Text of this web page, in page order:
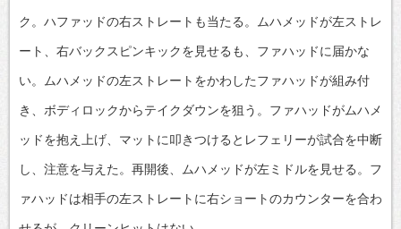
ク。ハファッドの右ストレートも当たる。ムハメッドが左ストレ
ート、右バックスピンキックを見せるも、ファハッドに届かな
い。ムハメッドの左ストレートをかわしたファハッドが組み付
き、ボディロックからテイクダウンを狙う。ファハッドがムハメ
ッドを抱え上げ、マットに叩きつけるとレフェリーが試合を中断
し、注意を与えた。再開後、ムハメッドが左ミドルを見せる。フ
ァハッドは相手の左ストレートに右ショートのカウンターを合わ